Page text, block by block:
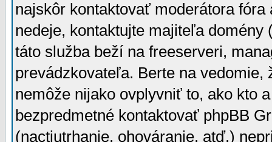
najskôr kontaktovať moderátora
nedeje, kontaktujte majiteľa
táto služba beží na freeserveri,
prevádzkovateľa. Berte na vedomie,
nemôže nijako ovplyvniť to, ako kto
bezpredmetné kontaktovať phpBB
(nactiutrhanie, ohováranie, atď.)